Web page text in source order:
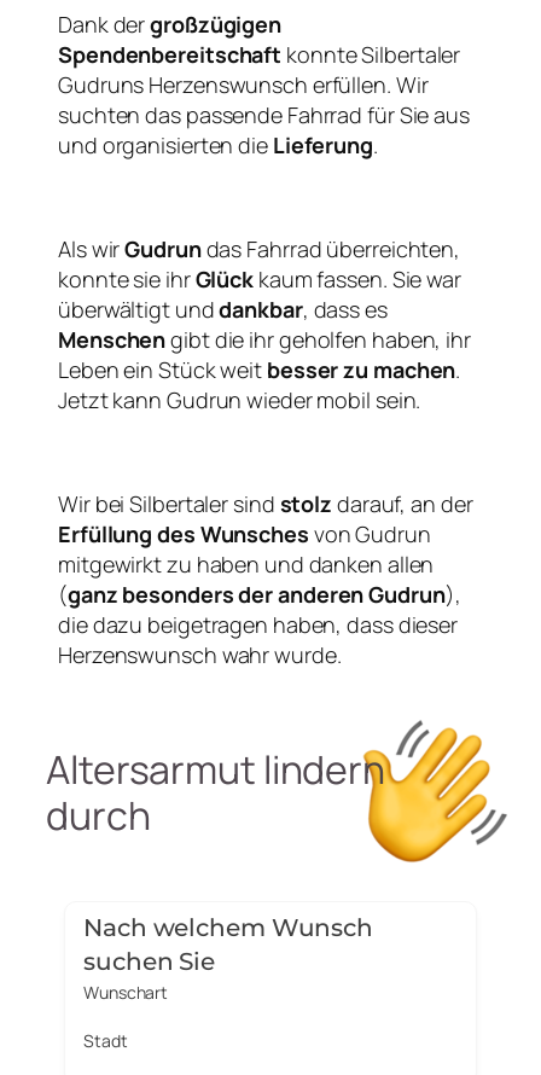
Dank dergroßzügigen
Spendenbereitschaft konnte Silbertaler
Gudruns Herzenswunsch erfüllen. Wir
suchten das passende Fahrrad für Sie aus
und organisierten die Lieferung.
Als wirGudrundas Fahrrad überreichten,
konnte sie ihrGlück kaum fassen. Sie war
überwältigt unddankbar, dass es
Menschengibt die ihr geholfen haben, ihr
Leben ein Stück weit besser zu machen.
Jetzt kann Gudrun wieder mobil sein.
Wir bei Silbertaler sind stolz darauf, an der
Erfüllung des Wunsches von Gudrun
mitgewirkt zu haben und danken allen
(ganz besonders der anderen Gudrun),
die dazu beigetragen haben, dass dieser
Herzenswunsch wahr wurde.
Altersarmut lindern
durch
Nach welchem Wunsch
suchen Sie
Wunschart
Stadt